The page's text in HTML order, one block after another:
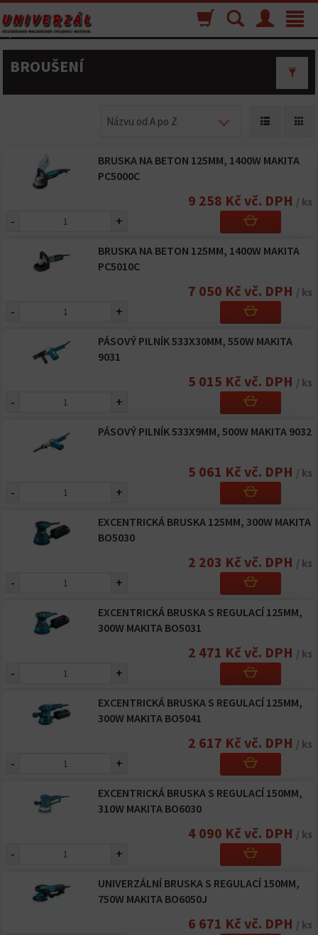
Toggle
Menu
Vyhľadávanie
Nákupný
košík
BROUŠENÍ
Názvu od A po Z
BRUSKA NA BETON 125MM, 1400W MAKITA
PC5000C
9 258 Kč vč. DPH / ks
- +
BRUSKA NA BETON 125MM, 1400W MAKITA
PC5010C
7 050 Kč vč. DPH / ks
- +
PÁSOVÝ PILNÍK 533X30MM, 550W MAKITA
9031
5 015 Kč vč. DPH / ks
- +
PÁSOVÝ PILNÍK 533X9MM, 500W MAKITA 9032
5 061 Kč vč. DPH / ks
- +
EXCENTRICKÁ BRUSKA 125MM, 300W MAKITA
BO5030
2 203 Kč vč. DPH / ks
- +
EXCENTRICKÁ BRUSKA S REGULACÍ 125MM,
300W MAKITA BO5031
2 471 Kč vč. DPH / ks
- +
EXCENTRICKÁ BRUSKA S REGULACÍ 125MM,
300W MAKITA BO5041
2 617 Kč vč. DPH / ks
- +
EXCENTRICKÁ BRUSKA S REGULACÍ 150MM,
310W MAKITA BO6030
4 090 Kč vč. DPH / ks
- +
UNIVERZÁLNÍ BRUSKA S REGULACÍ 150MM,
750W MAKITA BO6050J
6 671 Kč vč. DPH / ks